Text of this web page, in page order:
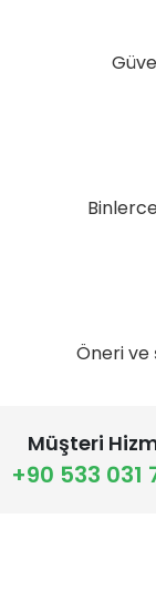
Öneri ve
Müşteri
+90 533 031